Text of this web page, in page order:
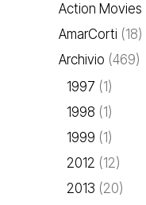
Action Movies
AmarCorti (18)
Archivio (469)
1997 (1)
1998 (1)
1999 (1)
2012 (12)
2013 (20)